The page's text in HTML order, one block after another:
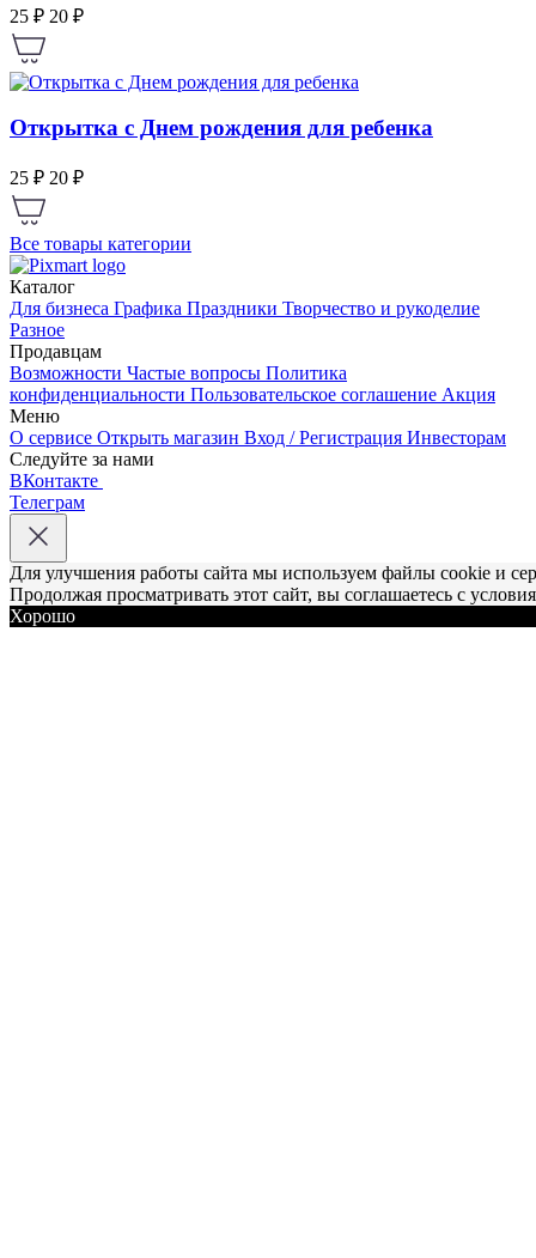
25 ₽ 20 ₽
Открытка с Днем рождения для ребенка
25 ₽ 20 ₽
Все товары категории
Каталог
Для бизнеса Графика Праздники Творчество и рукоделие
Разное
Продавцам
Возможности Частые вопросы Политика
конфиденциальности Пользовательское соглашение Акция
Меню
О сервисе Открыть магазин Вход / Регистрация Инвесторам
Следуйте за нами
ВКонтакте
Телеграм
Для улучшения работы сайта мы используем файлы cookie и
Продолжая просматривать этот сайт, вы соглашаетесь с
Хорошо